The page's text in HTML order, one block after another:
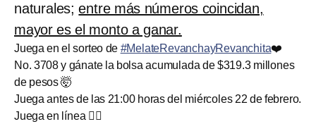
naturales;entre más números coincidan,
mayor es el monto a ganar.
Juega en el sorteo de #MelateRevanchayRevanchita❤️
No. 3708 y gánate la bolsa acumulada de $319.3 millones
de pesos 🤯
Juega antes de las 21:00 horas del miércoles 22 de febrero.
Juega en línea 👉🏽